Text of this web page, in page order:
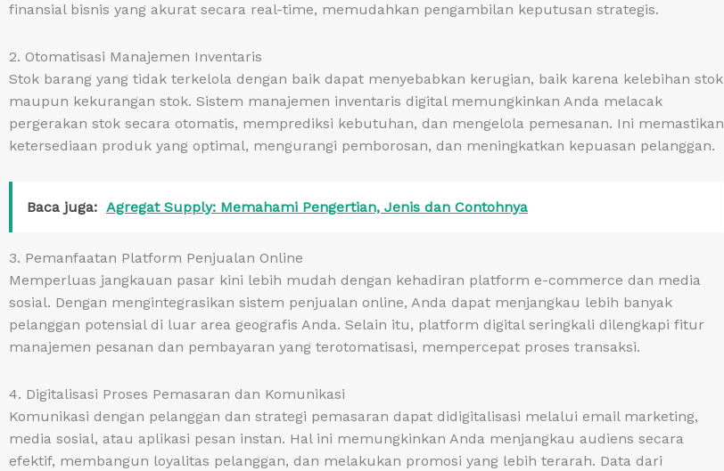
finansial bisnis yang akurat secara real-time, memudahkan pengambilan keputusan strategis.
2. Otomatisasi Manajemen Inventaris
Stok barang yang tidak terkelola dengan baik dapat menyebabkan kerugian, baik karena kelebihan stok
maupun kekurangan stok. Sistem manajemen inventaris digital memungkinkan Anda melacak
pergerakan stok secara otomatis, memprediksi kebutuhan, dan mengelola pemesanan. Ini memastikan
ketersediaan produk yang optimal, mengurangi pemborosan, dan meningkatkan kepuasan pelanggan.
Baca juga: Agregat Supply: Memahami Pengertian, Jenis dan Contohnya
3. Pemanfaatan Platform Penjualan Online
Memperluas jangkauan pasar kini lebih mudah dengan kehadiran platform e-commerce dan media
sosial. Dengan mengintegrasikan sistem penjualan online, Anda dapat menjangkau lebih banyak
pelanggan potensial di luar area geografis Anda. Selain itu, platform digital seringkali dilengkapi fitur
manajemen pesanan dan pembayaran yang terotomatisasi, mempercepat proses transaksi.
4. Digitalisasi Proses Pemasaran dan Komunikasi
Komunikasi dengan pelanggan dan strategi pemasaran dapat didigitalisasi melalui email marketing,
media sosial, atau aplikasi pesan instan. Hal ini memungkinkan Anda menjangkau audiens secara
efektif, membangun loyalitas pelanggan, dan melakukan promosi yang lebih terarah. Data dari